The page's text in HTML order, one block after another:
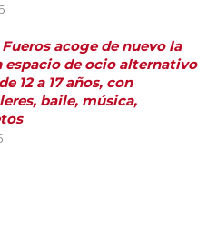
acoge de nuevo la
espacio de ocio alternativo
12 a 17 años, con
baile, música,